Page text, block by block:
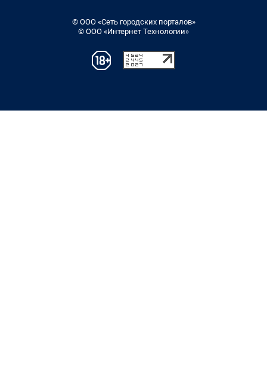
© ООО «Сеть городских порталов»
© ООО «Интернет Технологии»